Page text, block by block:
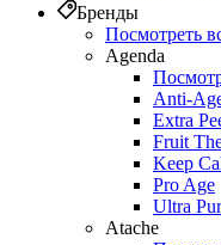
Бренды
Посмотреть
Agenda
Extra
Fruit
Keep
Pro Age
Ultra
Atache